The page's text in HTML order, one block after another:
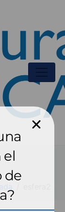
el
de